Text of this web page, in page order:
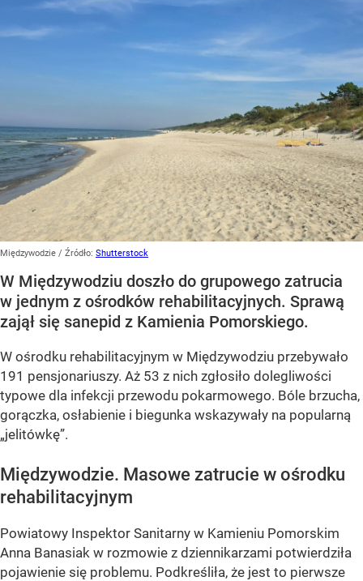
Międzywodzie / Źródło: Shutterstock
W Międzywodziu doszło do grupowego zatrucia
w jednym z ośrodków rehabilitacyjnych. Sprawą
zajął się sanepid z Kamienia Pomorskiego.
W ośrodku rehabilitacyjnym w Międzywodziu przebywało
191 pensjonariuszy. Aż 53 z nich zgłosiło dolegliwości
typowe dla infekcji przewodu pokarmowego. Bóle brzucha,
gorączka, osłabienie i biegunka wskazywały na popularną
„jelitówkę”.
Międzywodzie. Masowe zatrucie w ośrodku
rehabilitacyjnym
Powiatowy Inspektor Sanitarny w Kamieniu Pomorskim
Anna Banasiak w rozmowie z dziennikarzami potwierdziła
pojawienie się problemu. Podkreśliła, że jest to pierwsze